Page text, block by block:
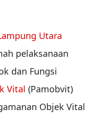
Utara
pelaksanaan
dan Fungsi
Vital (Pamobvit)
Objek Vital